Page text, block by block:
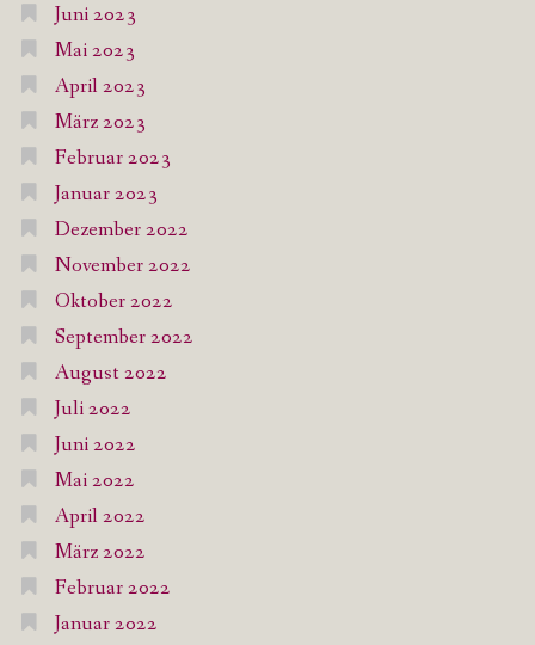
Juni 2023
Mai 2023
April 2023
März 2023
Februar 2023
Januar 2023
Dezember 2022
November 2022
Oktober 2022
September 2022
August 2022
Juli 2022
Juni 2022
Mai 2022
April 2022
März 2022
Februar 2022
Januar 2022